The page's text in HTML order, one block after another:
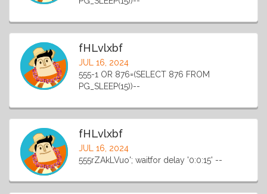
fHLvlxbf
JUL 16, 2024
555-1 OR 876=(SELECT 876 FROM
PG_SLEEP(15))--
fHLvlxbf
JUL 16, 2024
555rZAkLVuo'; waitfor delay '0:0:15' --